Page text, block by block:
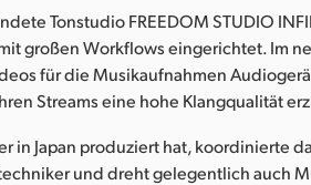
Tonstudio FREEDOM STUDIO
großen Workflows eingerichtet. Im
für die Musikaufnahmen
Streams eine hohe Klangqualität
in Japan produziert hat, koordinierte
und dreht gelegentlich auch